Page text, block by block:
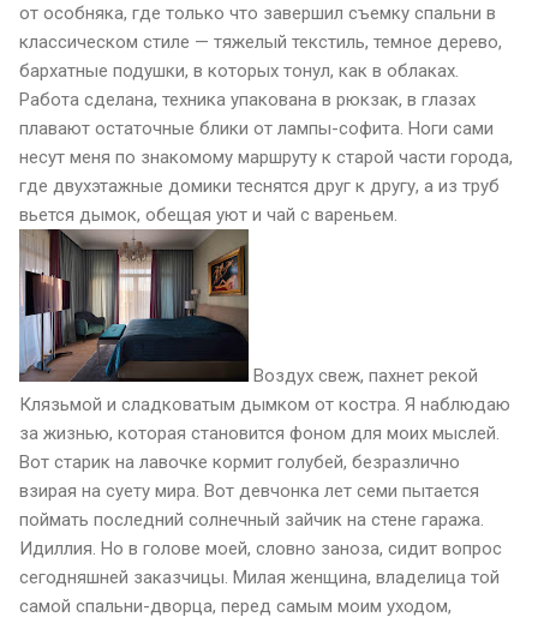
от особняка, где только что завершил съемку спальни в
классическом стиле — тяжелый текстиль, темное дерево,
бархатные подушки, в которых тонул, как в облаках.
Работа сделана, техника упакована в рюкзак, в глазах
плавают остаточные блики от лампы-софита. Ноги сами
несут меня по знакомому маршруту к старой части города,
где двухэтажные домики теснятся друг к другу, а из труб
вьется дымок, обещая уют и чай с вареньем.
Воздух свеж, пахнет рекой
Клязьмой и сладковатым дымком от костра. Я наблюдаю
за жизнью, которая становится фоном для моих мыслей.
Вот старик на лавочке кормит голубей, безразлично
взирая на суету мира. Вот девчонка лет семи пытается
поймать последний солнечный зайчик на стене гаража.
Идиллия. Но в голове моей, словно заноза, сидит вопрос
сегодняшней заказчицы. Милая женщина, владелица той
самой спальни-дворца, перед самым моим уходом,